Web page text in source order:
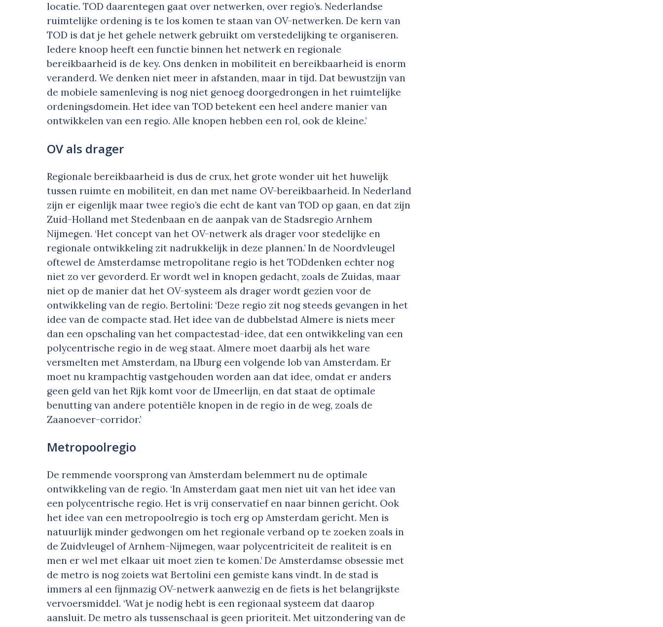
locatie. TOD daarentegen gaat over netwerken, over regio’s. Nederlandse
ruimtelijke ordening is te los komen te staan van OV-netwerken. De kern van
TOD is dat je het gehele netwerk gebruikt om verstedelijking te organiseren.
Iedere knoop heeft een functie binnen het netwerk en regionale
bereikbaarheid is de key. Ons denken in mobiliteit en bereikbaarheid is enorm
veranderd. We denken niet meer in afstanden, maar in tijd. Dat bewustzijn van
de mobiele samenleving is nog niet genoeg doorgedrongen in het ruimtelijke
ordeningsdomein. Het idee van TOD betekent een heel andere manier van
ontwikkelen van een regio. Alle knopen hebben een rol, ook de kleine.’
OV als drager
Regionale bereikbaarheid is dus de crux, het grote wonder uit het huwelijk
tussen ruimte en mobiliteit, en dan met name OV-bereikbaarheid. In Nederland
zijn er eigenlijk maar twee regio’s die echt de kant van TOD op gaan, en dat zijn
Zuid-Holland met Stedenbaan en de aanpak van de Stadsregio Arnhem
Nijmegen. ‘Het concept van het OV-netwerk als drager voor stedelijke en
regionale ontwikkeling zit nadrukkelijk in deze plannen.’ In de Noordvleugel
oftewel de Amsterdamse metropolitane regio is het TODdenken echter nog
niet zo ver gevorderd. Er wordt wel in knopen gedacht, zoals de Zuidas, maar
niet op de manier dat het OV-systeem als drager wordt gezien voor de
ontwikkeling van de regio. Bertolini: ‘Deze regio zit nog steeds gevangen in het
idee van de compacte stad. Het idee van de dubbelstad Almere is niets meer
dan een opschaling van het compactestad-idee, dat een ontwikkeling van een
polycentrische regio in de weg staat. Almere moet daarbij als het ware
versmelten met Amsterdam, na IJburg een volgende lob van Amsterdam. Er
moet nu krampachtig vastgehouden worden aan dat idee, omdat er anders
geen geld van het Rijk komt voor de IJmeerlijn, en dat staat de optimale
benutting van andere potentiële knopen in de regio in de weg, zoals de
Zaanoever-corridor.’
Metropoolregio
De remmende voorsprong van Amsterdam belemmert nu de optimale
ontwikkeling van de regio. ‘In Amsterdam gaat men niet uit van het idee van
een polycentrische regio. Het is vrij conservatief en naar binnen gericht. Ook
het idee van een metropoolregio is toch erg op Amsterdam gericht. Men is
natuurlijk minder gedwongen om het regionale verband op te zoeken zoals in
de Zuidvleugel of Arnhem-Nijmegen, waar polycentriciteit de realiteit is en
men er wel met elkaar uit moet zien te komen.’ De Amsterdamse obsessie met
de metro is nog zoiets wat Bertolini een gemiste kans vindt. In de stad is
immers al een fijnmazig OV-netwerk aanwezig en de fiets is het belangrijkste
vervoersmiddel. ‘Wat je nodig hebt is een regionaal systeem dat daarop
aansluit. De metro als tussenschaal is geen prioriteit. Met uitzondering van de